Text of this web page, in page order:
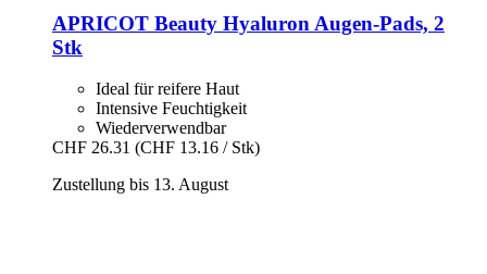
APRICOT Beauty Hyaluron Augen‑Pads, 2
Stk
Ideal für reifere Haut
Intensive Feuchtigkeit
Wiederverwendbar
CHF 26.31 (CHF 13.16 / Stk)
Zustellung bis 13. August